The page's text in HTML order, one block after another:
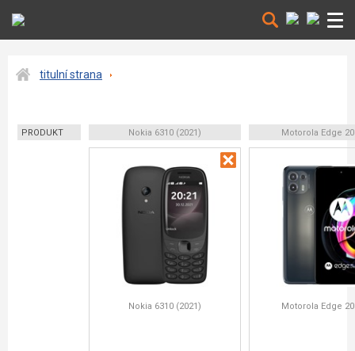
titulní strana
PRODUKT Nokia 6310 (2021) Motorola Edge
Nokia 6310 (2021) Motorola Edge